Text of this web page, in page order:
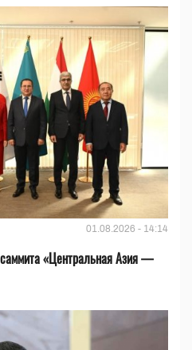
01.08.2026 - 14:14
«Центральная Азия —